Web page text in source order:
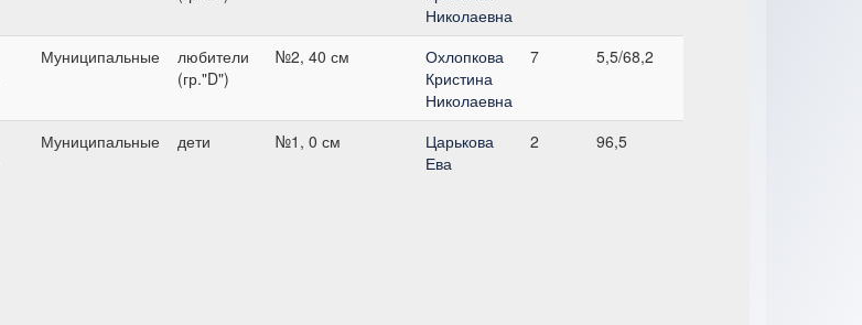
Николаевна
Муниципальные
любители
(гр."D")
№2, 40 см
Охлопкова
Кристина
Николаевна
7 5,5/68,2
Муниципальные дети №1, 0 см
Царькова
Ева
2 96,5